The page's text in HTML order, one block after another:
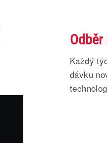
Každý
dávku